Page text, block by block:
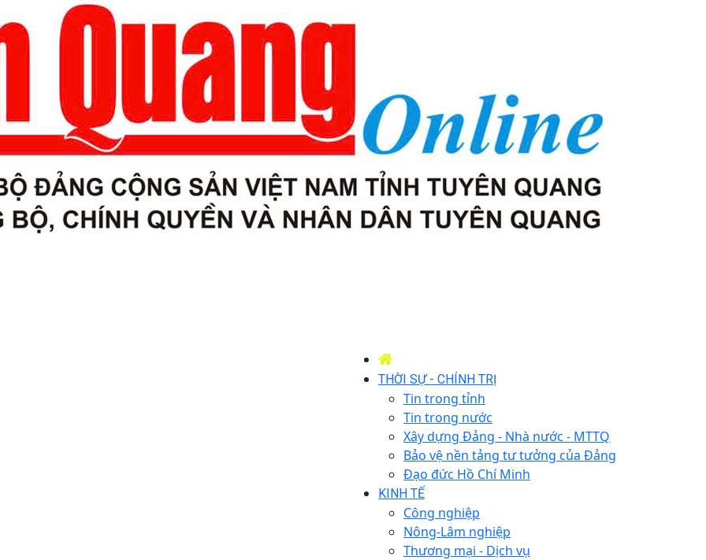
THỜI SỰ - CHÍNH TRỊ
Tin trong tỉnh
Tin trong nước
Xây dựng Đảng - Nhà nước - MTTQ
Bảo vệ nền tảng tư tưởng của Đảng
Đạo đức Hồ Chí Minh
KINH TẾ
Công nghiệp
Nông-Lâm nghiệp
Thương mại - Dịch vụ